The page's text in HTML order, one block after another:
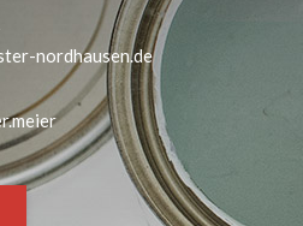
nordhausen.de